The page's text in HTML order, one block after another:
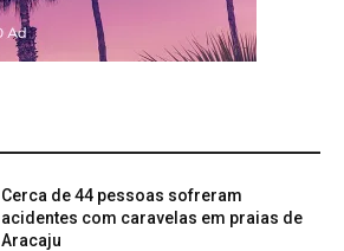
Cerca de 44 pessoas sofreram
acidentes com caravelas em praias de
Aracaju